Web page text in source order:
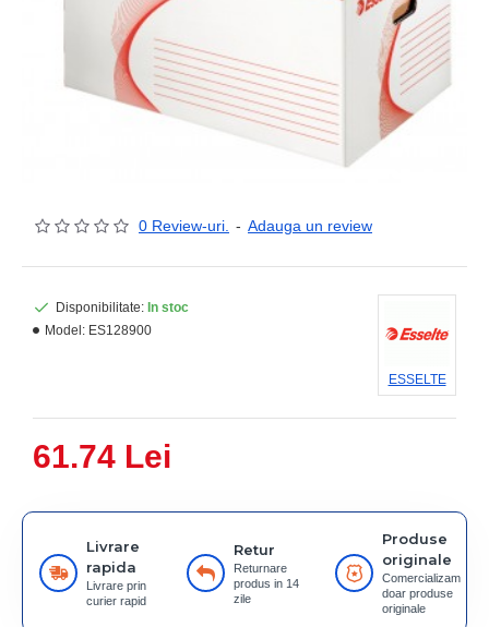
0 Review-uri. - Adauga un review
61.74 Lei
Disponibilitate: In stoc
Model: ES128900
ESSELTE
Livrare
rapida
Livrare prin
curier rapid
Retur
Returnare
produs in 14
zile
Produse
originale
Comercializam
doar produse
originale